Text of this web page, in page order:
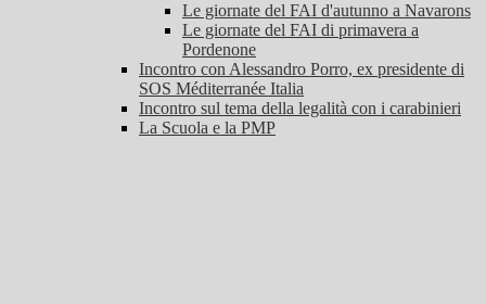
Le giornate del FAI d'autunno a Navarons
Le giornate del FAI di primavera a
Pordenone
Incontro con Alessandro Porro, ex presidente di
SOS Méditerranée Italia
Incontro sul tema della legalità con i carabinieri
La Scuola e la PMP